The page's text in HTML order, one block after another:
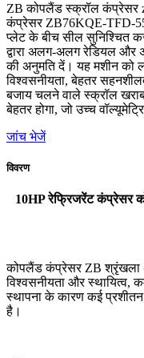
ZB कोपलैंड स्क्रॉल कंप्रेसर
कंप्रेसर ZB76KQE-TFD-
प्लेट के बीच सील सुनिश्चित
द्वारा अलग-अलग रेडियल और
की अनुमति दें। यह मशीन
विश्वसनीयता, बेहतर
बजाय चलने वाले स्क्रॉल
बेहतर होगा, जो उच्च
जांच भेजें
विवरण
10HP रेफ्रिजरेंट कंप्रेसर
कोपलैंड कंप्रेसर ZB श्रृंखला
विश्वसनीयता और
स्थापना के कारण कई
है।